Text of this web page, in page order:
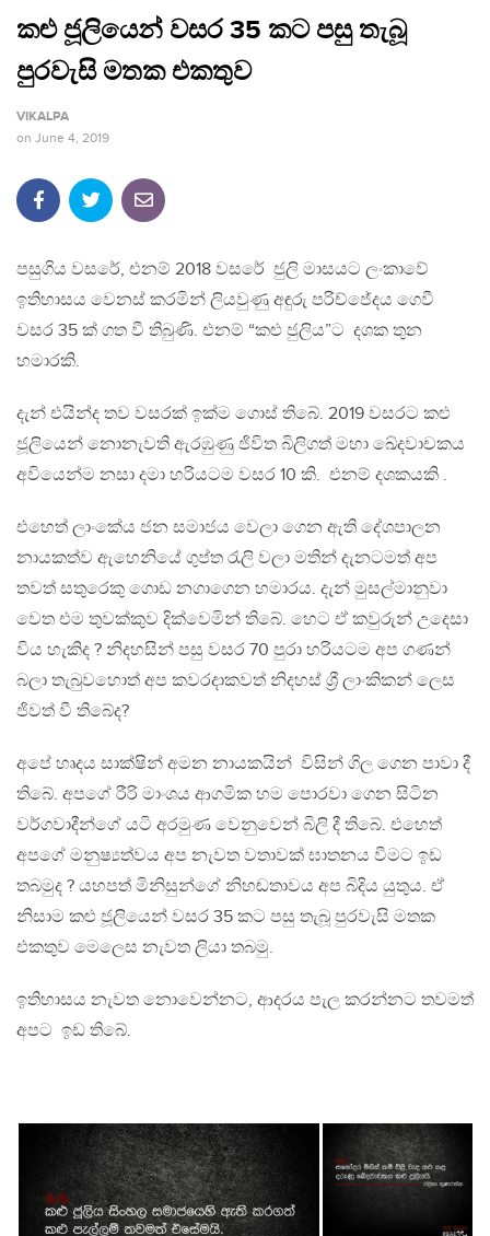
කළු ජූලියෙන් වසර 35 කට පසු තැබූ
පුරවැසි මතක එකතුව
VIKALPA
on June 4, 2019
පසුගිය වසරේ, එනම් 2018 වසරේ ජුලි මාසයට ලංකාවේ
ඉතිහාසය වෙනස් කරමින් ලියවුණු අඳුරු පරිච්ජේදය ගෙවී
වසර 35 ක් ගත වී තිබුණි. එනම් “කළු ජුලිය”ට දශක තුන
හමාරකි.
දැන් එයින්ද තව වසරක් ඉක්ම ගොස් තිබේ. 2019 වසරට කළු
ජූලියෙන් නොනැවති ඇරඹුණු ජිවිත බිලිගත් මහා ඛේදවාචකය
අවියෙන්ම නසා දමා හරියටම වසර 10 කි. එනම් දශකයකි .
එහෙත් ලාංකේය ජන සමාජය වෙලා ගෙන ඇති දේශපාලන
නායකත්ව ඇහෙනියේ ගුප්ත රැලි වලා මතින් දැනටමත් අප
තවත් සතුරෙකු ගොඩ නගාගෙන හමාරය. දැන් මුසල්මානුවා
වෙත එම තුවක්කුව දික්වෙමින් තිබේ. හෙට ඒ කවුරුන් උදෙසා
විය හැකිද ? නිදහසින් පසු වසර 70 පුරා හරියටම අප ගණන්
බලා තැබුවහොත් අප කවරදාකවත් නිදහස් ශ්‍රී ලාංකිකන් ලෙස
ජිවත් වී තිබේද?
අපේ හෘදය සාක්ෂින් අමන නායකයින් විසින් ගිල ගෙන පාවා දී
තිබේ. අපගේ රීරි මාංශය ආගමික හම පොරවා ගෙන සිටින
වර්ගවාදීන්ගේ යටි අරමුණ වෙනුවෙන් බිලි දී තිබේ. එහෙත්
අපගේ මනුෂ්‍යත්වය අප නැවත වතාවක් ඝාතනය වීමට ඉඩ
තබමුද ? යහපත් මිනිසුන්ගේ නිහඬතාවය අප බිදිය යුතුය. ඒ
නිසාම කළු ජූලියෙන් වසර 35 කට පසු තැබූ පුරවැසි මතක
එකතුව මෙලෙස නැවත ලියා තබමු.
ඉතිහාසය නැවත නොවෙන්නට, ආදරය පැල කරන්නට තවමත්
අපට ඉඩ තිබේ.